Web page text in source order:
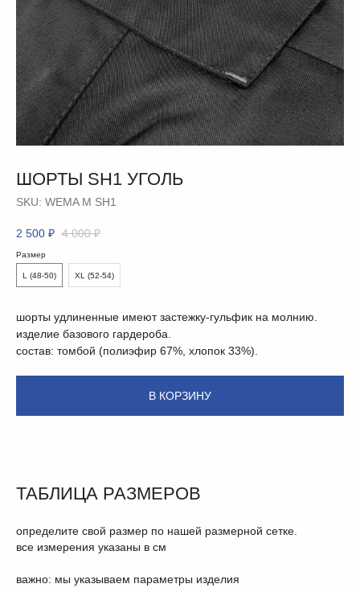
ШОРТЫ SH1 УГОЛЬ
SKU: WEMA М SH1
2 500 ₽ 4 000 ₽
Размер
L (48-50) XL (52-54)
шорты удлиненные имеют застежку-гульфик на молнию.
изделие базового гардероба.
состав: томбой (полиэфир 67%, хлопок 33%).
В КОРЗИНУ
ТАБЛИЦА РАЗМЕРОВ
определите свой размер по нашей размерной сетке.
все измерения указаны в см
важно: мы указываем параметры изделия